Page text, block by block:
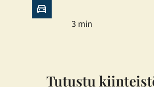
3 min
Tutustu